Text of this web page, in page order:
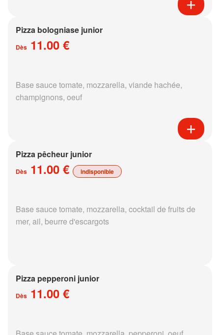
Pizza bologniase junior
Dès 11.00 €
Base sauce tomate, mozzarella, viande hachée,
champignons, oeuf
Pizza pêcheur junior
Dès 11.00 € indisponible
Base sauce tomate, mozzarella, cocktail de fruits de
mer, ail, beurre d'escargots
Pizza pepperoni junior
Dès 11.00 €